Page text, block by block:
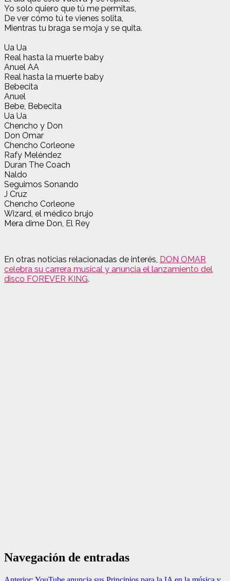
Yo solo quiero que tú me permitas,
De ver cómo tú te vienes solita,
Mientras tu braga se moja y se quita.
Ua Ua
Real hasta la muerte baby
Anuel AA
Real hasta la muerte baby
Bebecita
Anuel
Bebe, Bebecita
Ua Ua
Chencho y Don
Don Omar
Chencho Corleone
Rafy Meléndez
Duran The Coach
Naldo
Seguimos Sonando
J Cruz
Chencho Corleone
Wizard, el médico brujo
Mera dime Don, El Rey
En otras noticias relacionadas de interés, DON OMAR
celebra su carrera musical y anuncia el lanzamiento del
disco FOREVER KING.
Navegación de entradas